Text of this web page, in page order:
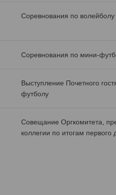
Соревнования по волейболу
Соревнования по мини-
Выступление Почетного
футболу
Совещание Оргкомитета,
коллегии по итогам первого